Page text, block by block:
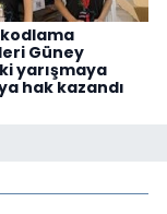
Güney
yarışmaya
hak kazandı